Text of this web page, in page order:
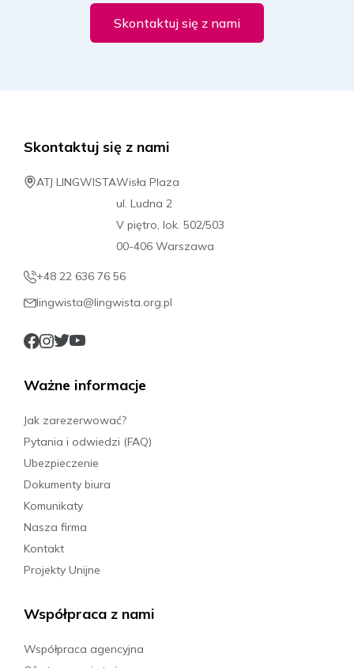
Skontaktuj się z nami
Skontaktuj się z nami
ATJ LINGWISTAWisła Plaza
ul. Ludna 2
V piętro, lok. 502/503
00-406 Warszawa
+48 22 636 76 56
lingwista@lingwista.org.pl
Ważne informacje
Jak zarezerwować?
Pytania i odwiedzi (FAQ)
Ubezpieczenie
Dokumenty biura
Komunikaty
Nasza firma
Kontakt
Projekty Unijne
Współpraca z nami
Współpraca agencyjna